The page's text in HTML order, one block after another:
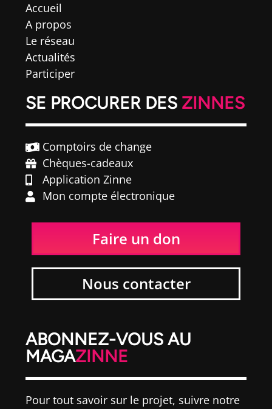
Accueil
A propos
Le réseau
Actualités
Participer
SE PROCURER DES ZINNES
Comptoirs de change
Chèques-cadeaux
Application Zinne
Mon compte électronique
Faire un don
Nous contacter
ABONNEZ-VOUS AU
MAGAZINNE
Pour tout savoir sur le projet, suivre notre